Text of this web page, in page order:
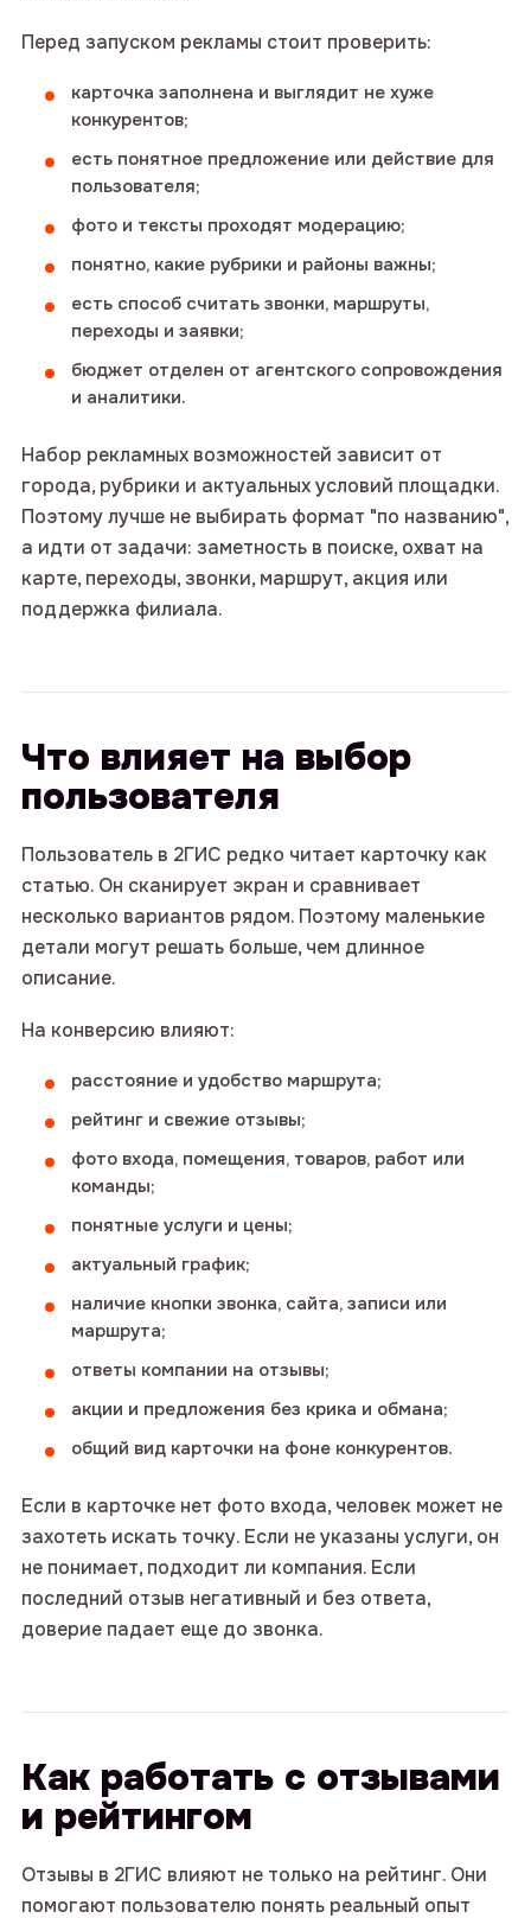
Перед запуском рекламы стоит проверить:
карточка заполнена и выглядит не хуже
конкурентов;
есть понятное предложение или действие для
пользователя;
фото и тексты проходят модерацию;
понятно, какие рубрики и районы важны;
есть способ считать звонки, маршруты,
переходы и заявки;
бюджет отделен от агентского сопровождения
и аналитики.
Набор рекламных возможностей зависит от
города, рубрики и актуальных условий площадки.
Поэтому лучше не выбирать формат "по названию",
а идти от задачи: заметность в поиске, охват на
карте, переходы, звонки, маршрут, акция или
поддержка филиала.
Что влияет на выбор
пользователя
Пользователь в 2ГИС редко читает карточку как
статью. Он сканирует экран и сравнивает
несколько вариантов рядом. Поэтому маленькие
детали могут решать больше, чем длинное
описание.
На конверсию влияют:
расстояние и удобство маршрута;
рейтинг и свежие отзывы;
фото входа, помещения, товаров, работ или
команды;
понятные услуги и цены;
актуальный график;
наличие кнопки звонка, сайта, записи или
маршрута;
ответы компании на отзывы;
акции и предложения без крика и обмана;
общий вид карточки на фоне конкурентов.
Если в карточке нет фото входа, человек может не
захотеть искать точку. Если не указаны услуги, он
не понимает, подходит ли компания. Если
последний отзыв негативный и без ответа,
доверие падает еще до звонка.
Как работать с отзывами
и рейтингом
Отзывы в 2ГИС влияют не только на рейтинг. Они
помогают пользователю понять реальный опыт